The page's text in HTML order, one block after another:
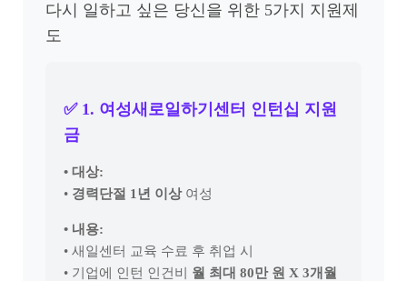
다시 일하고 싶은 당신을 위한 5가지 지원제
도
✅ 1. 여성새로일하기센터 인턴십 지원
금
• 대상:
• 경력단절 1년 이상 여성
• 내용:
• 새일센터 교육 수료 후 취업 시
• 기업에 인턴 인건비 월 최대 80만 원 X 3개월